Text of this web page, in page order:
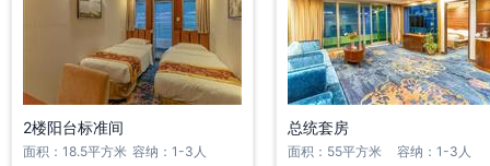
2楼阳台标准间
面积：18.5平方米 容纳：1-3人
总统套房
面积：55平方米
容纳：1-3人